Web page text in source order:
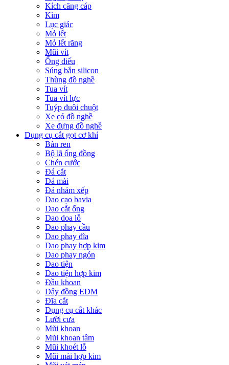
Kích căng cáp
Kìm
Lục giác
Mỏ lết
Mỏ lết răng
Mũi vít
Ống điếu
Súng bắn silicon
Thùng đồ nghề
Tua vít
Tua vít lực
Tuýp đuôi chuột
Xe có đồ nghề
Xe đựng đồ nghề
Dụng cụ cắt gọt cơ khí
Bàn ren
Bộ lã ống đồng
Chén cước
Đá cắt
Đá mài
Đá nhám xếp
Dao cạo bavia
Dao cắt ống
Dao doa lỗ
Dao phay cầu
Dao phay đĩa
Dao phay hợp kim
Dao phay ngón
Dao tiện
Dao tiện hợp kim
Đầu khoan
Dây đồng EDM
Đĩa cắt
Dụng cụ cắt khác
Lưỡi cưa
Mũi khoan
Mũi khoan tâm
Mũi khoét lỗ
Mũi mài hợp kim